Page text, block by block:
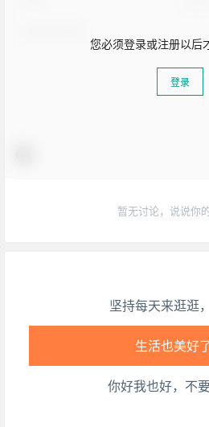
您必须登录或注册以后
登录
暂无讨论，说说你
坚持每天来逛逛
生活也美好了
心情也舒畅
你好我也好，不